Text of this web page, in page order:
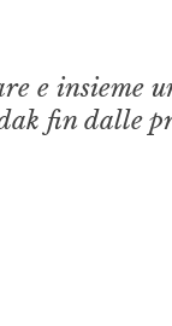
e insieme
fin dalle